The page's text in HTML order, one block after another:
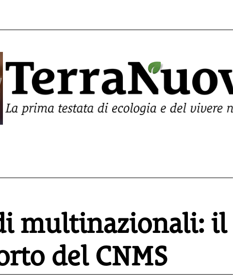
multinazionali: il
del CNMS